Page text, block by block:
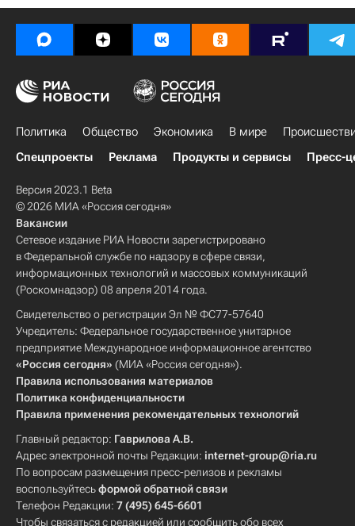
Политика Общество Экономика В мире
Спецпроекты
Реклама Продукты и сервисы Пресс-
Версия 2023.1 Beta
© 2026 МИА «Россия сегодня»
Вакансии
Сетевое издание РИА Новости зарегистрировано
в Федеральной службе по надзору в сфере связи,
информационных технологий и массовых коммуникаций
(Роскомнадзор) 08 апреля 2014 года.
Свидетельство о регистрации Эл № ФС77-57640
Учредитель: Федеральное государственное унитарное
предприятие Международное информационное агентство
«Россия сегодня» (МИА «Россия сегодня»).
Правила использования материалов
Политика конфиденциальности
Правила применения рекомендательных технологий
Главный редактор: Гаврилова А.В.
Адрес электронной почты Редакции: internet-group@ria.ru
По вопросам размещения пресс-релизов и рекламы
воспользуйтесьформой обратной связи
Телефон Редакции: 7 (495) 645-6601
Чтобы связаться с редакцией или сообщить обо всех